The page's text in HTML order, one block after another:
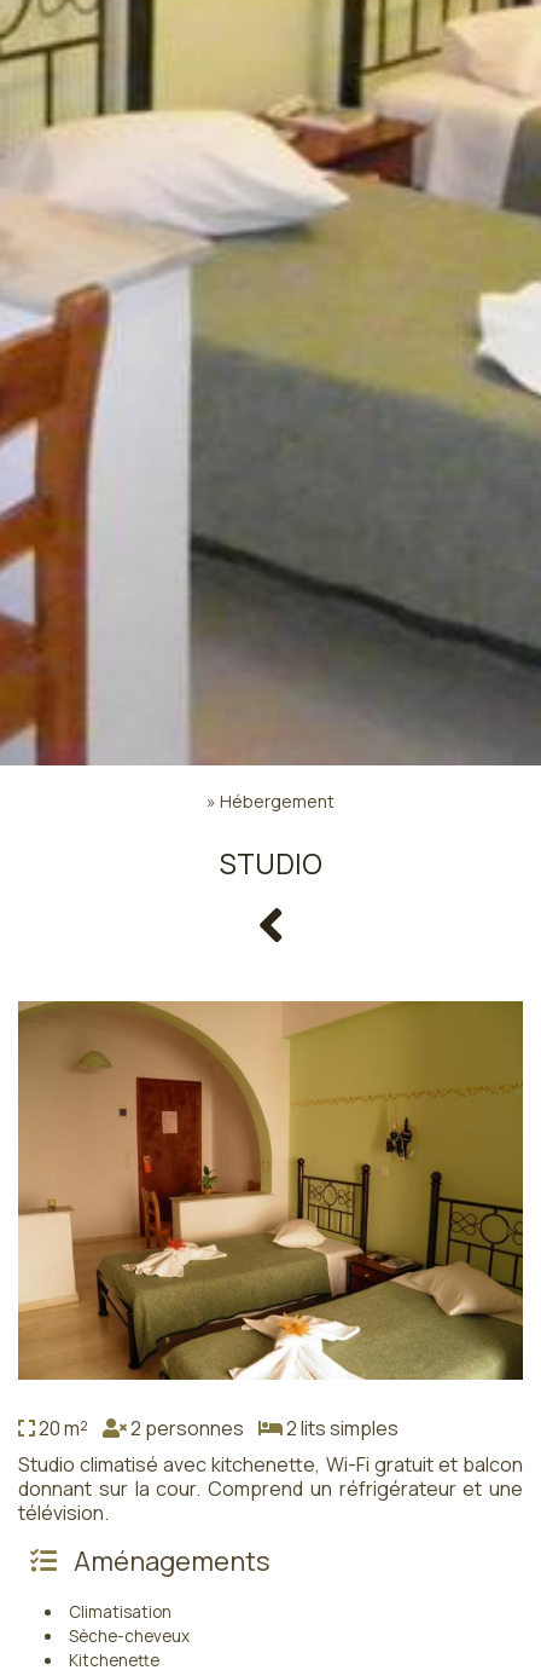
» Hébergement
STUDIO
20 m² 2 personnes
2 lits simples
Studio climatisé avec kitchenette, Wi-Fi gratuit et balcon
donnant sur la cour. Comprend un réfrigérateur et une
télévision.
Aménagements
Climatisation
Sèche-cheveux
Kitchenette